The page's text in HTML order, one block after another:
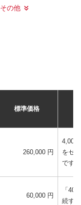
その他
標準価格
260,000 円
4,000
をセ
です。
60,000 円
「
続す